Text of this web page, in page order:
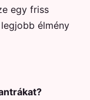
egy friss
élmény